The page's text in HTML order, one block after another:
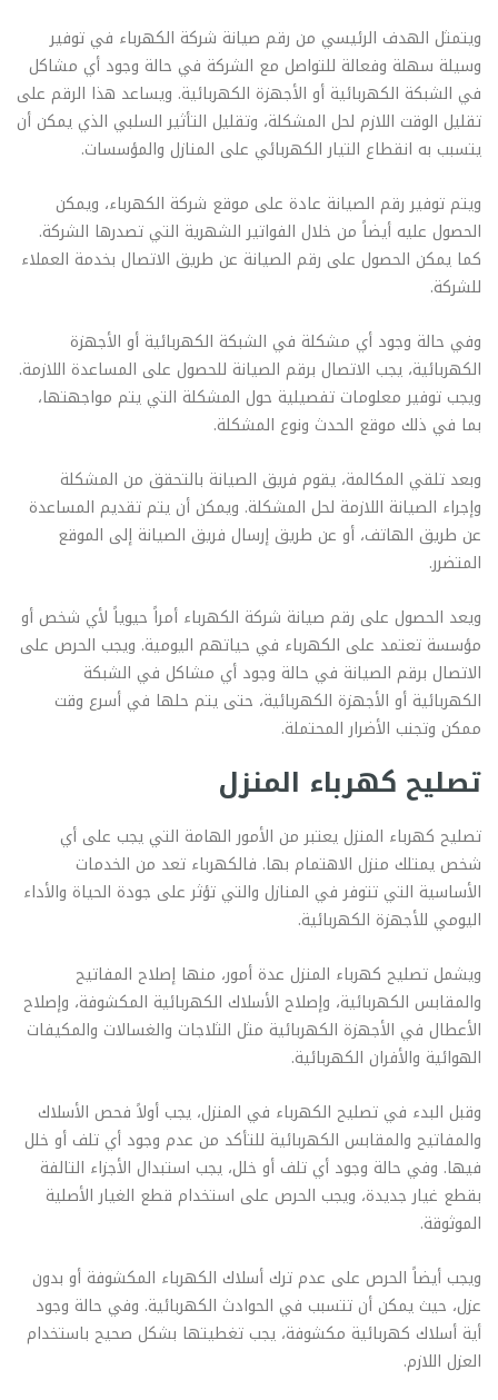
ويتمثل الهدف الرئيسي من رقم صيانة شركة الكهرباء في توفير
وسيلة سهلة وفعالة للتواصل مع الشركة في حالة وجود أي مشاكل
في الشبكة الكهربائية أو الأجهزة الكهربائية. ويساعد هذا الرقم على
تقليل الوقت اللازم لحل المشكلة، وتقليل التأثير السلبي الذي يمكن أن
يتسبب به انقطاع التيار الكهربائي على المنازل والمؤسسات.
ويتم توفير رقم الصيانة عادة على موقع شركة الكهرباء، ويمكن
الحصول عليه أيضاً من خلال الفواتير الشهرية التي تصدرها الشركة.
كما يمكن الحصول على رقم الصيانة عن طريق الاتصال بخدمة العملاء
للشركة.
وفي حالة وجود أي مشكلة في الشبكة الكهربائية أو الأجهزة
الكهربائية، يجب الاتصال برقم الصيانة للحصول على المساعدة اللازمة.
ويجب توفير معلومات تفصيلية حول المشكلة التي يتم مواجهتها،
بما في ذلك موقع الحدث ونوع المشكلة.
وبعد تلقي المكالمة، يقوم فريق الصيانة بالتحقق من المشكلة
وإجراء الصيانة اللازمة لحل المشكلة. ويمكن أن يتم تقديم المساعدة
عن طريق الهاتف، أو عن طريق إرسال فريق الصيانة إلى الموقع
المتضرر.
ويعد الحصول على رقم صيانة شركة الكهرباء أمراً حيوياً لأي شخص أو
مؤسسة تعتمد على الكهرباء في حياتهم اليومية. ويجب الحرص على
الاتصال برقم الصيانة في حالة وجود أي مشاكل في الشبكة
الكهربائية أو الأجهزة الكهربائية، حتى يتم حلها في أسرع وقت
ممكن وتجنب الأضرار المحتملة.
تصليح كهرباء المنزل
تصليح كهرباء المنزل يعتبر من الأمور الهامة التي يجب على أي
شخص يمتلك منزل الاهتمام بها. فالكهرباء تعد من الخدمات
الأساسية التي تتوفر في المنازل والتي تؤثر على جودة الحياة والأداء
اليومي للأجهزة الكهربائية.
ويشمل تصليح كهرباء المنزل عدة أمور، منها إصلاح المفاتيح
والمقابس الكهربائية، وإصلاح الأسلاك الكهربائية المكشوفة، وإصلاح
الأعطال في الأجهزة الكهربائية مثل الثلاجات والغسالات والمكيفات
الهوائية والأفران الكهربائية.
وقبل البدء في تصليح الكهرباء في المنزل، يجب أولاً فحص الأسلاك
والمفاتيح والمقابس الكهربائية للتأكد من عدم وجود أي تلف أو خلل
فيها. وفي حالة وجود أي تلف أو خلل، يجب استبدال الأجزاء التالفة
بقطع غيار جديدة، ويجب الحرص على استخدام قطع الغيار الأصلية
الموثوقة.
ويجب أيضاً الحرص على عدم ترك أسلاك الكهرباء المكشوفة أو بدون
عزل، حيث يمكن أن تتسبب في الحوادث الكهربائية. وفي حالة وجود
أية أسلاك كهربائية مكشوفة، يجب تغطيتها بشكل صحيح باستخدام
العزل اللازم.